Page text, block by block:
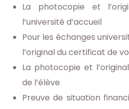
La photocopie et
l’université d’accueil
Pour les échanges
l’original du certificat de
La photocopie et
de l’élève
Preuve de situation